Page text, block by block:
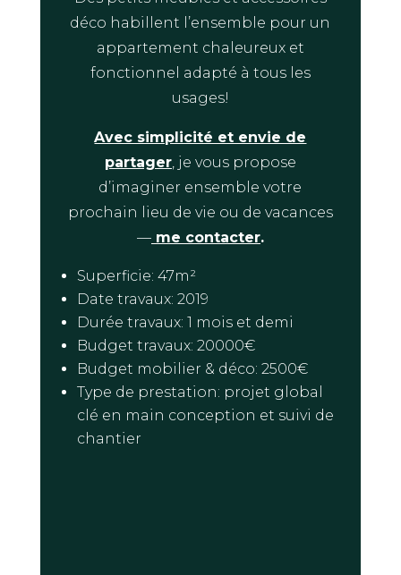
déco habillent l’ensemble pour un
appartement chaleureux et
fonctionnel adapté à tous les
usages!
Avec simplicité et envie de
partager, je vous propose
d’imaginer ensemble votre
prochain lieu de vie ou de vacances
—me contacter.
Superficie: 47m²
Date travaux: 2019
Durée travaux: 1 mois et demi
Budget travaux: 20000€
Budget mobilier & déco: 2500€
Type de prestation: projet global
clé en main conception et suivi de
chantier